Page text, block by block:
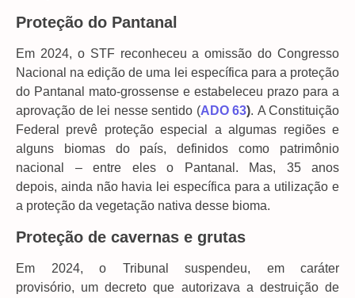
Proteção do Pantanal
Em 2024, o STF reconheceu a omissão do Congresso
Nacional na edição de uma lei específica para a proteção
do Pantanal mato-grossense e estabeleceu prazo para a
aprovação de lei nesse sentido (ADO 63). A Constituição
Federal prevê proteção especial a algumas regiões e
alguns biomas do país, definidos como patrimônio
nacional – entre eles o Pantanal. Mas, 35 anos
depois, ainda não havia lei específica para a utilização e
a proteção da vegetação nativa desse bioma.
Proteção de cavernas e grutas
Em 2024, o Tribunal suspendeu, em caráter
provisório, um decreto que autorizava a destruição de